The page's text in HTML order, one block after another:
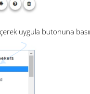
uygula butonuna